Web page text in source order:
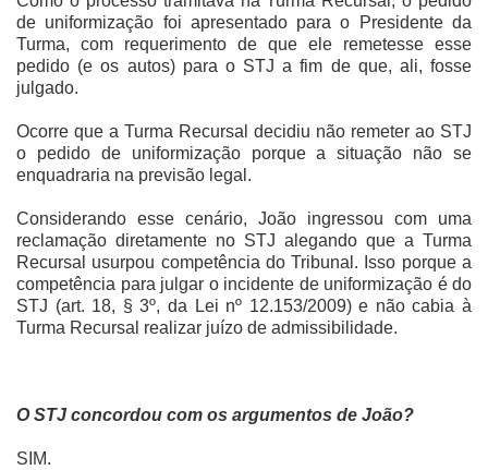
de uniformização foi apresentado para o Presidente da
Turma, com requerimento de que ele remetesse esse
pedido (e os autos) para o STJ a fim de que, ali, fosse
julgado.
Ocorre que a Turma Recursal decidiu não remeter ao STJ
o pedido de uniformização porque a situação não se
enquadraria na previsão legal.
Considerando esse cenário, João ingressou com uma
reclamação diretamente no STJ alegando que a Turma
Recursal usurpou competência do Tribunal. Isso porque a
competência para julgar o incidente de uniformização é do
STJ (art. 18, § 3º, da Lei nº 12.153/2009) e não cabia à
Turma Recursal realizar juízo de admissibilidade.
O STJ concordou com os argumentos de João?
SIM.